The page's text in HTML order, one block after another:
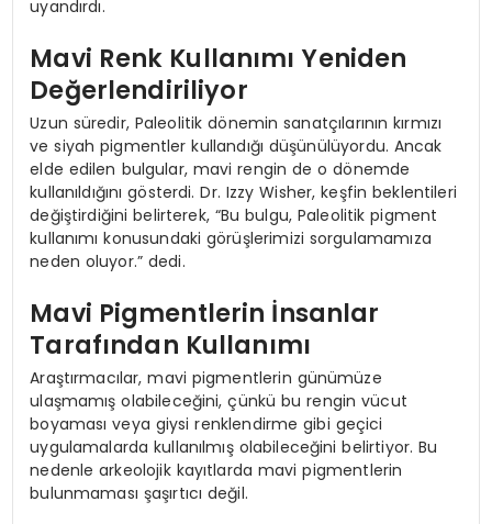
uyandırdı.
Mavi Renk Kullanımı Yeniden
Değerlendiriliyor
Uzun süredir, Paleolitik dönemin sanatçılarının kırmızı
ve siyah pigmentler kullandığı düşünülüyordu. Ancak
elde edilen bulgular, mavi rengin de o dönemde
kullanıldığını gösterdi. Dr. Izzy Wisher, keşfin beklentileri
değiştirdiğini belirterek, “Bu bulgu, Paleolitik pigment
kullanımı konusundaki görüşlerimizi sorgulamamıza
neden oluyor.” dedi.
Mavi Pigmentlerin İnsanlar
Tarafından Kullanımı
Araştırmacılar, mavi pigmentlerin günümüze
ulaşmamış olabileceğini, çünkü bu rengin vücut
boyaması veya giysi renklendirme gibi geçici
uygulamalarda kullanılmış olabileceğini belirtiyor. Bu
nedenle arkeolojik kayıtlarda mavi pigmentlerin
bulunmaması şaşırtıcı değil.